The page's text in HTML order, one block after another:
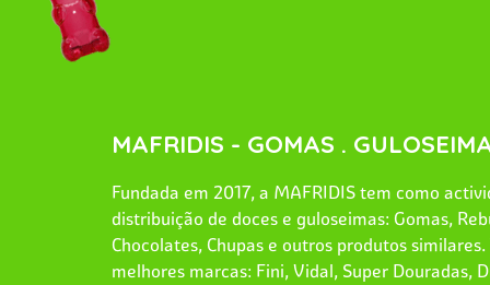
MAFRIDIS - GOMAS .
Fundada em 2017, a MAFRIDIS tem como
distribuição de doces e guloseimas: Gomas,
Chocolates, Chupas e outros produtos
melhores marcas: Fini, Vidal, Super Douradas,